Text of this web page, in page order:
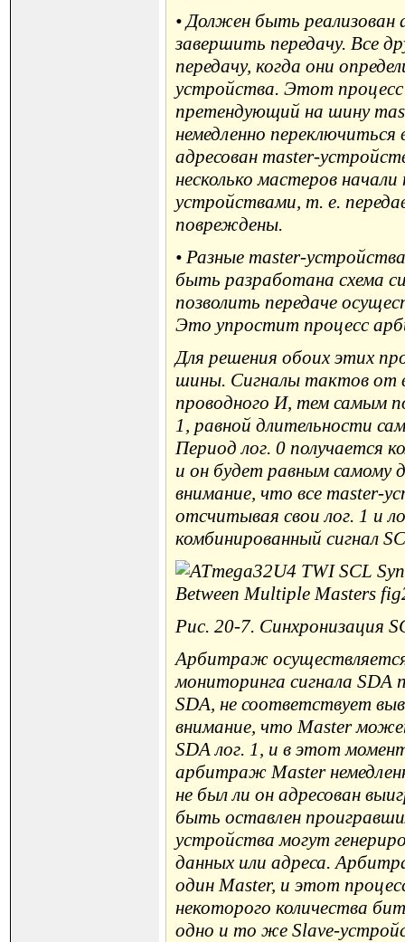
• Должен быть реализован
завершить передачу. Все
передачу, когда они
устройства. Этот
претендующий на шину
немедленно
адресован master-
несколько мастеров
устройствами, т. е.
повреждены.
• Разные master-
быть разработана схема
позволить передаче
Это упростит процесс
Для решения обоих этих
шины. Сигналы тактов от
проводного И, тем самым
1, равной длительности
Период лог. 0 получается
и он будет равным самому
внимание, что все master-
отсчитывая свои лог. 1 и
комбинированный сигнал
Рис. 20-7. Синхронизация
Арбитраж
мониторинга сигнала SDA
SDA, не соответствует
внимание, что Master
SDA лог. 1, и в этот
арбитраж Master
не был ли он адресован
быть оставлен
устройства могут
данных или адреса.
один Master, и этот
некоторого количества
одно и то же Slave-